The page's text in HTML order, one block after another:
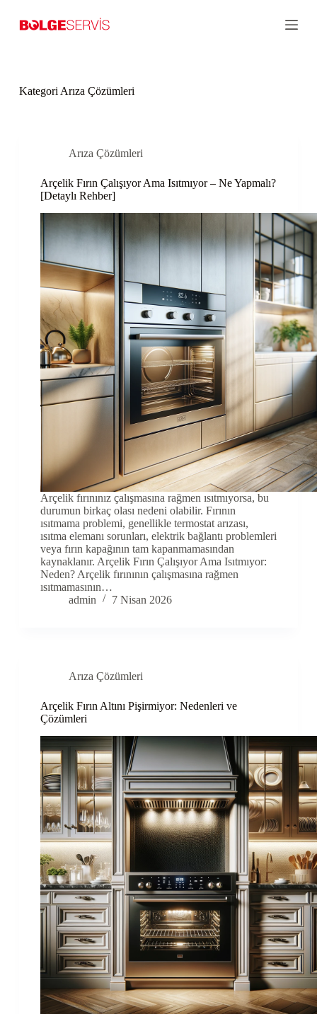
Kategori Arıza Çözümleri
Arıza Çözümleri
Arçelik Fırın Çalışıyor Ama Isıtmıyor – Ne Yapmalı?
[Detaylı Rehber]
Arçelik fırınınız çalışmasına rağmen ısıtmıyorsa, bu
durumun birkaç olası nedeni olabilir. Fırının
ısıtmama problemi, genellikle termostat arızası,
ısıtma elemanı sorunları, elektrik bağlantı problemleri
veya fırın kapağının tam kapanmamasından
kaynaklanır. Arçelik Fırın Çalışıyor Ama Isıtmıyor:
Neden? Arçelik fırınının çalışmasına rağmen
ısıtmamasının…
admin
7 Nisan 2026
Arıza Çözümleri
Arçelik Fırın Altını Pişirmiyor: Nedenleri ve
Çözümleri